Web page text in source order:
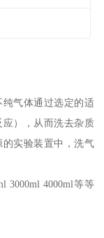
气体通过选定的适
），从而洗去杂质
实验装置中，洗气
3000ml 4000ml等等